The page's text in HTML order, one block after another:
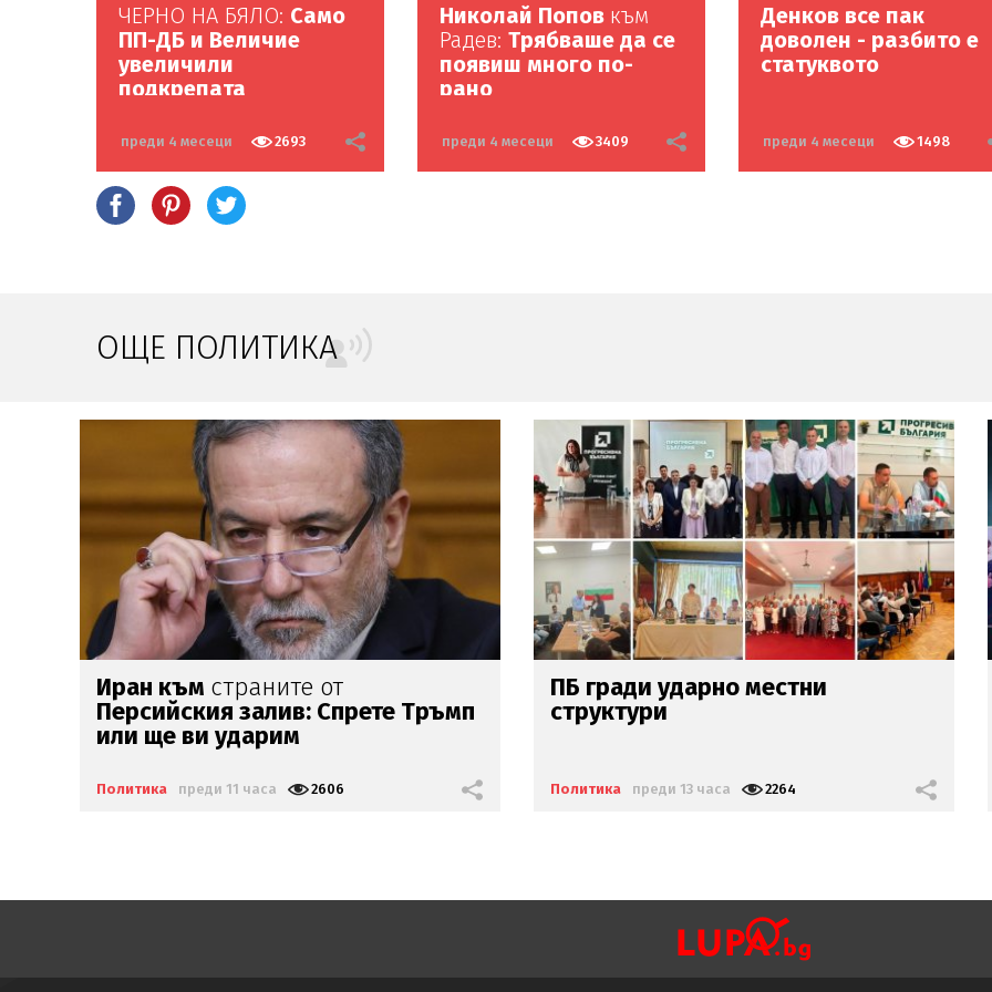
ЧЕРНО НА БЯЛО: Само
ПП-ДБ и Величие
увеличили
подкрепата
преди 4 месеци 2693
Николай Попов към
Радев: Трябваше да се
появиш много по-
рано
преди 4 месеци 3409
Денков все пак
доволен - разбито е
статуквото
преди 4 месеци 1498
ОЩЕ ПОЛИТИКА
ПБ гради ударно местни
структури
Политика преди 13 часа 2264
Ще подари ли Гълъб
Пловдивския панаир
Политика преди 13 часа 4006